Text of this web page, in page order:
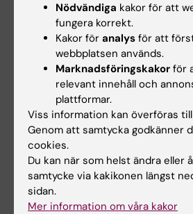
Närvaro vid fysiska träffar är
frånvaro ankommer på
information om eventuell
Student som ej är godkänd
examinationstillfälle har rätt
ytterligare fem
som saknar godkänt
genomförda
erbjudas att gå om moment
ytterligare en gång. Detta
Nödvändiga kakor för att
fungera korrekt.
Kakor för analys för att
webbplatsen används.
Marknadsföringskakor för
relevant innehåll och
plattformar.
Viss information kan överföras
Genom att samtycka godkänner
cookies.
Du kan när som helst ändra eller
samtycke via kakikonen längst
sidan.
Mer information om våra kakor